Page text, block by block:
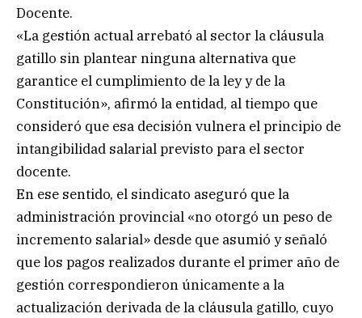
Docente.
«La gestión actual arrebató al sector la cláusula
gatillo sin plantear ninguna alternativa que
garantice el cumplimiento de la ley y de la
Constitución», afirmó la entidad, al tiempo que
consideró que esa decisión vulnera el principio de
intangibilidad salarial previsto para el sector
docente.
En ese sentido, el sindicato aseguró que la
administración provincial «no otorgó un peso de
incremento salarial» desde que asumió y señaló
que los pagos realizados durante el primer año de
gestión correspondieron únicamente a la
actualización derivada de la cláusula gatillo, cuyo